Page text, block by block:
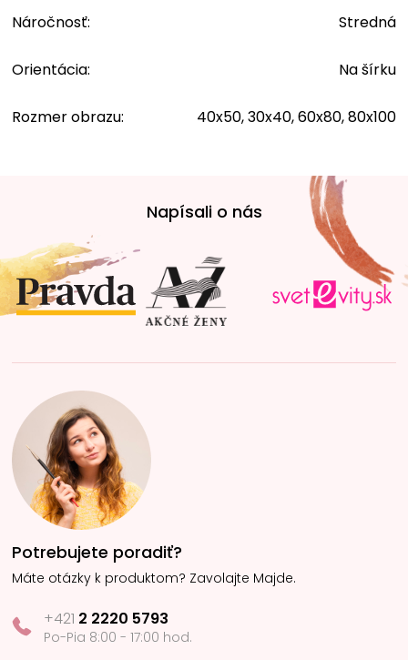
Náročnosť: Stredná
Orientácia: Na šírku
Rozmer obrazu: 40x50, 30x40, 60x80, 80x100
t
i
e
Napísali o nás
Potrebujete poradiť?
Máte otázky k produktom? Zavolajte Majde.
+421 2 2220 5793
Po-Pia 8:00 - 17:00 hod.